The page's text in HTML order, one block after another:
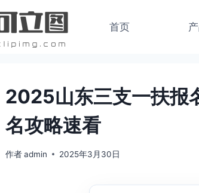
首页
2025山东三支一扶报
名攻略速看
作者admin 2025年3月30日